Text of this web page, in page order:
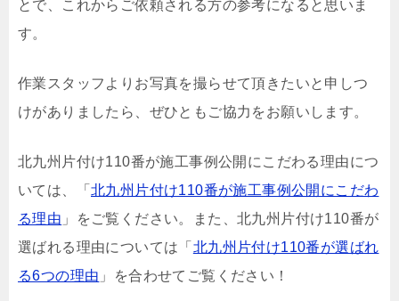
とで、これからご依頼される方の参考になると思いま
す。
作業スタッフよりお写真を撮らせて頂きたいと申しつ
けがありましたら、ぜひともご協力をお願いします。
北九州片付け110番が施工事例公開にこだわる理由につ
いては、「 北九州片付け110番が施工事例公開にこだわ
る理由 」をご覧ください。また、北九州片付け110番が
選ばれる理由については「 北九州片付け110番が選ばれ
る6つの理由 」を合わせてご覧ください！